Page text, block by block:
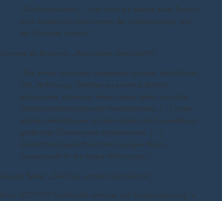
„Die Prostituierte (…) hat nicht die Rechte einer Person:
in ihr finden sich alle Formen der Unterdrückung und
der Sklaverei vereint.“
(Simone de Beauvoir, „Das andere Geschlecht“)
„Die immer misslicher werdenden sozialen Verhältnisse,
Not, Verführung, Gefallen an einem äußerlich
glänzenden, scheinbar freien Leben liefern aus allen
Gesellschaftsschichten die Kandidatinnen. […] Unter
solchen Verhältnissen hat der Handel mit Frauenfleisch
großartige Dimensionen angenommen. […]
Deutschland genießt mit den traurigen Ruhm,
Frauenmarkt für die halbe Welt zu sein.“
(August Bebel, „Die Frau und der Sozialismus“)
Etwa 400.000 Prostituierte vermutet die Bundesregierung in